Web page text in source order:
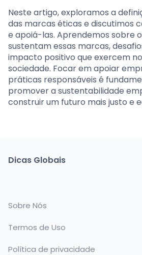
Neste artigo, exploramos a
das marcas éticas e discutimos
e apoiá-las. Aprendemos sobre
sustentam essas marcas,
impacto positivo que exercem
sociedade. Focar em apoiar
práticas responsáveis é
promover a sustentabilidade
construir um futuro mais justo e
Dicas Globais
Sobre Nós
Termos de Uso
Política de privacidade